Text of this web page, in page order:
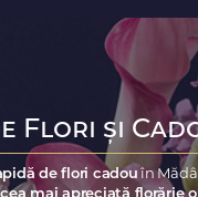
Flori și
de flori cadou în
mai apreciată florărie